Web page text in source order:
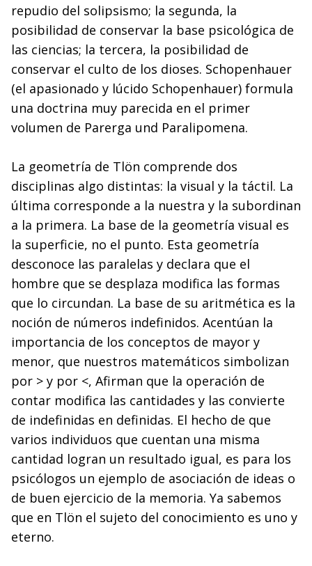
repudio del solipsismo; la segunda, la
posibilidad de conservar la base psicológica de
las ciencias; la tercera, la posibilidad de
conservar el culto de los dioses. Schopenhauer
(el apasionado y lúcido Schopenhauer) formula
una doctrina muy parecida en el primer
volumen de Parerga und Paralipomena.
La geometría de Tlön comprende dos
disciplinas algo distintas: la visual y la táctil. La
última corresponde a la nuestra y la subordinan
a la primera. La base de la geometría visual es
la superficie, no el punto. Esta geometría
desconoce las paralelas y declara que el
hombre que se desplaza modifica las formas
que lo circundan. La base de su aritmética es la
noción de números indefinidos. Acentúan la
importancia de los conceptos de mayor y
menor, que nuestros matemáticos simbolizan
por > y por <, Afirman que la operación de
contar modifica las cantidades y las convierte
de indefinidas en definidas. El hecho de que
varios individuos que cuentan una misma
cantidad logran un resultado igual, es para los
psicólogos un ejemplo de asociación de ideas o
de buen ejercicio de la memoria. Ya sabemos
que en Tlön el sujeto del conocimiento es uno y
eterno.